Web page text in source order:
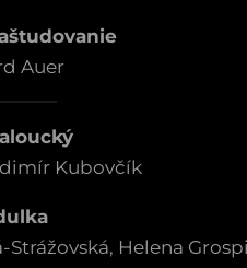
Auer
Kubovčík
Helena